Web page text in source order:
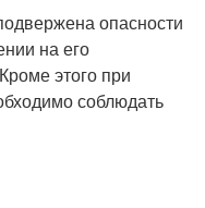
опасности
на его
этого при
соблюдать